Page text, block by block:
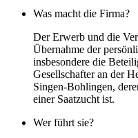
Was macht die Firma?
Der Erwerb und die
Übernahme der
insbesondere die
Gesellschafter an der
Singen-Bohlingen,
einer Saatzucht ist.
Wer führt sie?